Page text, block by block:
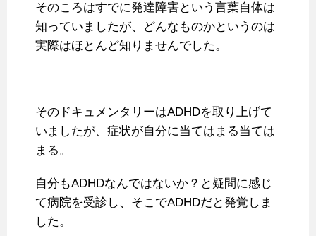
そのころはすでに発達障害という言葉自体は
知っていましたが、どんなものかというのは
実際はほとんど知りませんでした。
そのドキュメンタリーはADHDを取り上げて
いましたが、症状が自分に当てはまる当ては
まる。
自分もADHDなんではないか？と疑問に感じ
て病院を受診し、そこでADHDだと発覚しま
した。